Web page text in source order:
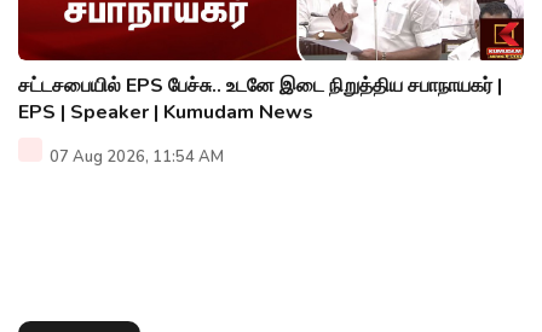
சட்டசபையில் EPS பேச்சு.. உடனே இடை நிறுத்திய சபாநாயகர் |
EPS | Speaker | Kumudam News
07 Aug 2026, 11:54 AM